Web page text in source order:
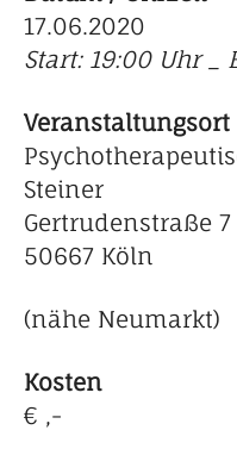
17.06.2020
Start: 19:00 Uhr _
Veranstaltungsort
Steiner
Gertrudenstraße 7
50667 Köln
(nähe Neumarkt)
Kosten
€ ,-